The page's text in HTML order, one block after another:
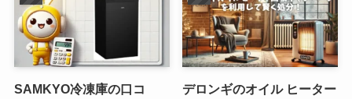
SAMKYO冷凍庫の口コ
デロンギのオイル ヒーター